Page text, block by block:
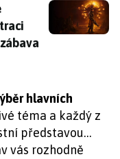
nesnášet a
hlavních
téma a každý z
představou…
vás rozhodně